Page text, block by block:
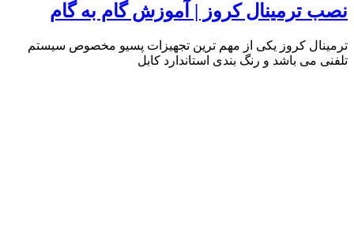
نصب ترمینال کروز | آموزش گام به گام
ترمینال کروز یکی از مهم ترین تجهیزات پسیو مخصوص سیستم
تلفنی می باشد و رنگ بندی استاندارد کابل